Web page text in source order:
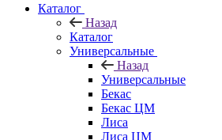
Каталог
Назад
Каталог
Универсальные
Назад
Универсальные
Бекас
Бекас ЦМ
Лиса
Лиса ЦМ